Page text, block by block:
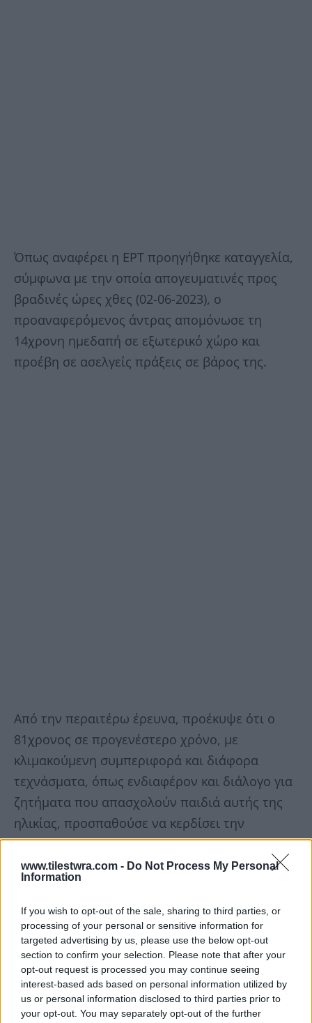
www.tilestwra.com - Do Not Process My Personal
Information
If you wish to opt-out of the sale, sharing to third parties, or
processing of your personal or sensitive information for
targeted advertising by us, please use the below opt-out
section to confirm your selection. Please note that after your
opt-out request is processed you may continue seeing
interest-based ads based on personal information utilized by
us or personal information disclosed to third parties prior to
your opt-out. You may separately opt-out of the further
Όπως αναφέρει η ΕΡΤ προηγήθηκε καταγγελία,
σύμφωνα με την οποία απογευματινές προς
βραδινές ώρες χθες (02-06-2023), ο
προαναφερόμενος άντρας απομόνωσε τη
14χρονη ημεδαπή σε εξωτερικό χώρο και
προέβη σε ασελγείς πράξεις σε βάρος της.
Από την περαιτέρω έρευνα, προέκυψε ότι ο
81χρονος σε προγενέστερο χρόνο, με
κλιμακούμενη συμπεριφορά και διάφορα
τεχνάσματα, όπως ενδιαφέρον και διάλογο για
ζητήματα που απασχολούν παιδιά αυτής της
ηλικίας, προσπαθούσε να κερδίσει την
εμπιστοσύνη της, ενώ με απειλές και χρήση
σωματικής βίας υποχρέωνε την ανήλικη να μην
αναφέρει σε άλλους τις μεταξύ τους
συζητήσεις.
Η ανήλικη, χθες το βράδυ, βρήκε το θάρρος να
αντιδράσει και αφού απομακρύνθηκε
ενημέρωσε οικεία της πρόσωπα, τα οποία με
τη σειρά τους ενημέρωσαν τις αστυνομικές